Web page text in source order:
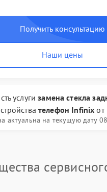
Получить консультацию
Наши цены
услугизамена стекла
телефон Infinix от
актуальна на текущую дату